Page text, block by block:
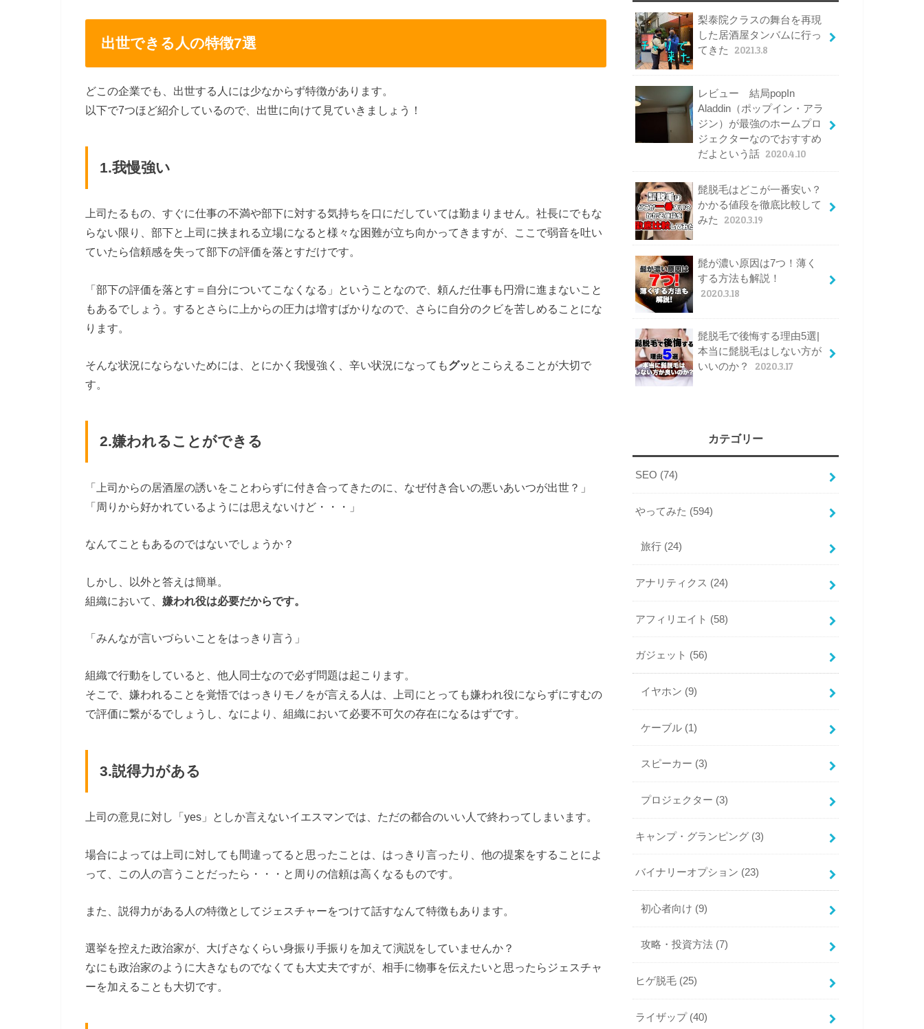
出世できる人の特徴7選
どこの企業でも、出世する人には少なからず特徴があります。
以下で7つほど紹介しているので、出世に向けて見ていきましょう！
1.我慢強い
上司たるもの、すぐに仕事の不満や部下に対する気持ちを口にだしていては勤まりません。社長にでもな
らない限り、部下と上司に挟まれる立場になると様々な困難が立ち向かってきますが、ここで弱音を吐い
ていたら信頼感を失って部下の評価を落とすだけです。
「部下の評価を落とす＝自分についてこなくなる」ということなので、頼んだ仕事も円滑に進まないこと
もあるでしょう。するとさらに上からの圧力は増すばかりなので、さらに自分のクビを苦しめることにな
ります。
そんな状況にならないためには、とにかく我慢強く、辛い状況になってもグッ とこらえることが大切で
す。
2.嫌われることができる
「上司からの居酒屋の誘いをことわらずに付き合ってきたのに、なぜ付き合いの悪いあいつが出世？」
「周りから好かれているようには思えないけど・・・」
なんてこともあるのではないでしょうか？
しかし、以外と答えは簡単。
組織において、 嫌われ役は必要だからです。
「みんなが言いづらいことをはっきり言う」
組織で行動をしていると、他人同士なので必ず問題は起こります。
そこで、 嫌われることを覚悟ではっきりモノをが言える人は、上司にとっても嫌われ役にならずにすむの
で評価に繋がるでしょうし、なにより、組織において必要不可欠の存在になるはずです。
3.説得力がある
上司の意見に対し「yes」としか言えないイエスマンでは、ただの都合のいい人で終わってしまいます。
場合によっては上司に対しても間違ってると思ったことは、はっきり言ったり、他の提案をすることによ
って、この人の言うことだったら・・・と周りの信頼は高くなるものです。
また、説得力がある人の特徴としてジェスチャーをつけて話すなんて特徴もあります。
選挙を控えた政治家が、大げさなくらい身振り手振りを加えて演説をしていませんか？
なにも政治家のように大きなものでなくても大丈夫ですが、相手に物事を伝えたいと思ったらジェスチャ
ーを加えることも大切です。
梨泰院クラスの舞台を再現
した居酒屋タンバムに行っ
てきた
2021.3.8
レビュー 結局popIn
Aladdin（ポップイン・アラ
ジン）が最強のホームプロ
ジェクターなのでおすすめ
だよという話 2020.4.10
髭脱毛はどこが一番安い？
かかる値段を徹底比較して
みた
2020.3.19
髭が濃い原因は7つ！薄く
する方法も解説！
2020.3.18
髭脱毛で後悔する理由5選|
本当に髭脱毛はしない方が
いいのか？
2020.3.17
カテゴリー
SEO (74)
やってみた (594)
旅行 (24)
アナリティクス (24)
アフィリエイト (58)
ガジェット (56)
イヤホン (9)
ケーブル (1)
スピーカー (3)
プロジェクター (3)
キャンプ・グランピング (3)
バイナリーオプション (23)
初心者向け (9)
攻略・投資方法 (7)
ヒゲ脱毛 (25)
ライザップ (40)